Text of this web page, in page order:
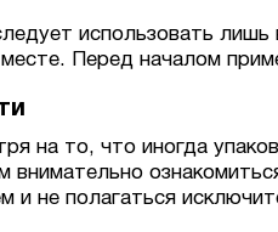
использовать лишь
Перед началом
на то, что иногда
и не полагаться